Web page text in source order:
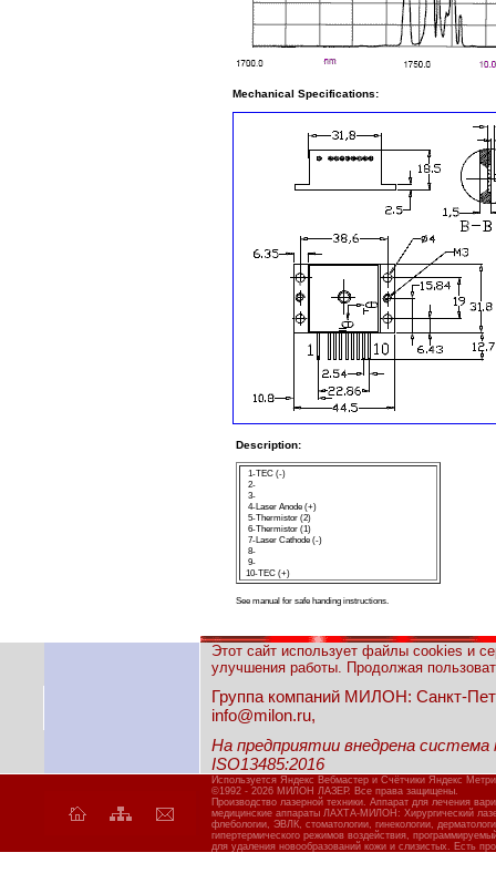
Mechanical Specifications:
Description:
1-TEC (-)
2-
3-
4-Laser Anode (+)
5-Thermistor (2)
6-Thermistor (1)
7-Laser Cathode (-)
8-
9-
10-TEC (+)
See manual for safe handing instructions.
Этот сайт использует файлы cookies и
улучшения работы. Продолжая
Группа компаний МИЛОН: Санкт-
info@milon.ru,
На предприятии внедрена
ISO13485:2016
Используется Яндекс Вебмастер и Счётчики Яндекс
©1992 - 2026 МИЛОН ЛАЗЕР. Все права защищены.
Производство лазерной техники. Аппарат для лечения
медицинские аппараты ЛАХТА-МИЛОН: Хирургический
флебологии, ЭВЛК, стоматологии, гинекологии,
гипертермического режимов воздействия,
для удаления новообразований кожи и слизистых. Есть